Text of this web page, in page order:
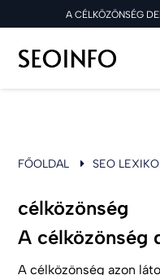
A CÉLKÖZÖNSÉG
FŐOLDAL SEO
célközönség
A célközönség
A célközönség azon